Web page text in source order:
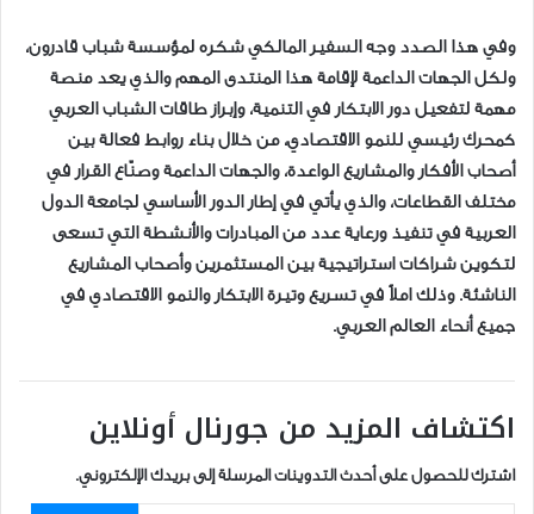
وفي هذا الصدد وجه السفير المالكي شكره لمؤسسة شباب قادرون،
ولكل الجهات الداعمة لإقامة هذا المنتدى المهم والذي يعد منصة
مهمة لتفعيل دور الابتكار في التنمية، وإبراز طاقات الشباب العربي
كمحرك رئيسي للنمو الاقتصادي، من خلال بناء روابط فعالة بين
أصحاب الأفكار والمشاريع الواعدة، والجهات الداعمة وصنّاع القرار في
مختلف القطاعات، والذي يأتي في إطار الدور الأساسي لجامعة الدول
العربية في تنفيذ ورعاية عدد من المبادرات والأنشطة التي تسعى
لتكوين شراكات استراتيجية بين المستثمرين وأصحاب المشاريع
الناشئة. وذلك املاً في تسريع وتيرة الابتكار والنمو الاقتصادي في
جميع أنحاء العالم العربي.
اكتشاف المزيد من جورنال أونلاين
اشترك للحصول على أحدث التدوينات المرسلة إلى بريدك الإلكتروني.
كتابة بريدك الإلكتروني...